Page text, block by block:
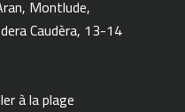
Montlude,
Caudèra, 13-14
à la plage